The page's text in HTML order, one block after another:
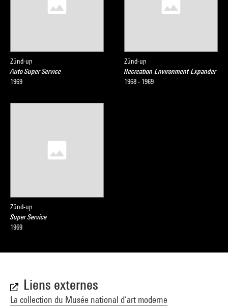
Zünd-up
Auto Super Service
1969
Zünd-up
Recreation-Environment-Expander
1968 - 1969
Zünd-up
Super Service
1969
Liens externes
La collection du Musée national d’art moderne